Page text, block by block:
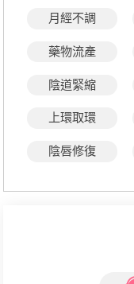
月經不調
藥物流產
陰道緊縮
上環取環
陰唇修復